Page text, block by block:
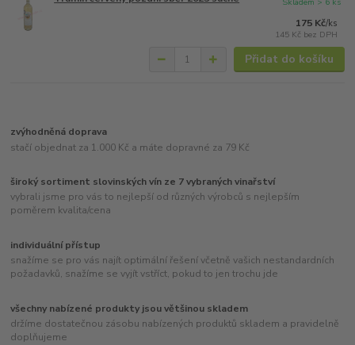
175 Kč/ks
145 Kč bez DPH
Přidat do košíku
zvýhodněná doprava
stačí objednat za 1.000 Kč a máte dopravné za 79 Kč
široký sortiment slovinských vín ze 7 vybraných vinařství
vybrali jsme pro vás to nejlepší od různých výrobců s nejlepším
poměrem kvalita/cena
individuální přístup
snažíme se pro vás najít optimální řešení včetně vašich nestandardních
požadavků, snažíme se vyjít vstříct, pokud to jen trochu jde
všechny nabízené produkty jsou většinou skladem
držíme dostatečnou zásobu nabízených produktů skladem a pravidelně
doplňujeme